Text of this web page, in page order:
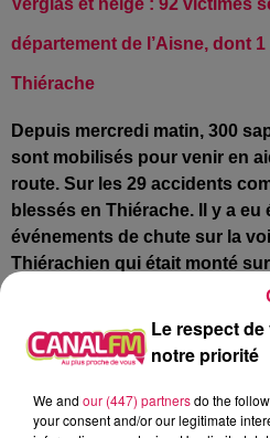
département de l’Aisne, dont 1
Thiérache
Depuis mercredi matin, 300
sont mobilisés pour venir en
route. Sur les 29 accidents
blessés en Thiérache. Il y a eu
événements de chute sur la
Thiérachien qui était monté
d’une hauteur de 5m.
Son état de santé reste
commerciale « Je shop’in
Le respect
notre priorité
We and our (447) partnersdo the
your consent and/or our legitimate